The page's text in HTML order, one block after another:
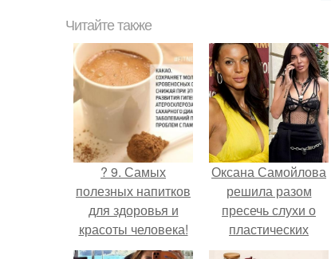
Читайте также
? 9. Самых
полезных напитков
для здоровья и
красоты человека!
Оксана Самойлова
решила разом
пресечь слухи о
пластических
операциях и